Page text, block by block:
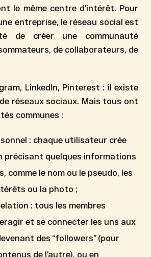
le même centre d’intérêt. Pour
entreprise, le réseau social est
de créer une communauté
de collaborateurs, de
LinkedIn, Pinterest : il existe
réseaux sociaux. Mais tous ont
communes :
: chaque utilisateur crée
précisant quelques informations
comme le nom ou le pseudo, les
ou la photo ;
: tous les membres
et se connecter les uns aux
des “followers” (pour
de l’autre), ou en